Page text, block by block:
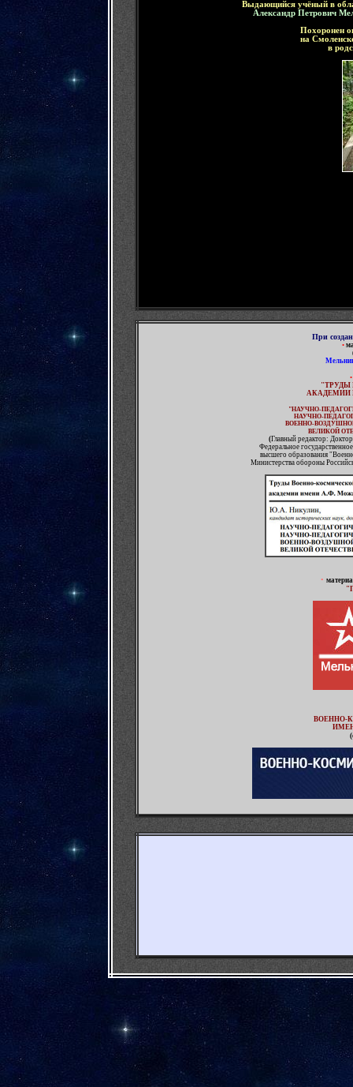
Выдающийся учёный в
Александр Петрович
Похоронен
на
в
При
•
•
"ТРУДЫ
АКАДЕМИИ
"НАУЧНО-
НАУЧНО-
ВОЕННО-
ВЕЛИКОЙ
(Главный редактор:
Федеральное
высшего образования
Министерства обороны
•
"
ВОЕННО-
(